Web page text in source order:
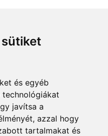
és egyéb
javítsa a
azzal hogy
tartalmakat és
módok